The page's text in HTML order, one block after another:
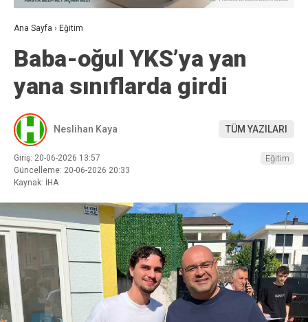
Ana Sayfa › Eğitim
Baba-oğul YKS’ya yan
yana sınıflarda girdi
Neslihan Kaya TÜM YAZILARI
Giriş: 20-06-2026 13:57
Güncelleme: 20-06-2026 20:33
Kaynak: İHA
Eğitim